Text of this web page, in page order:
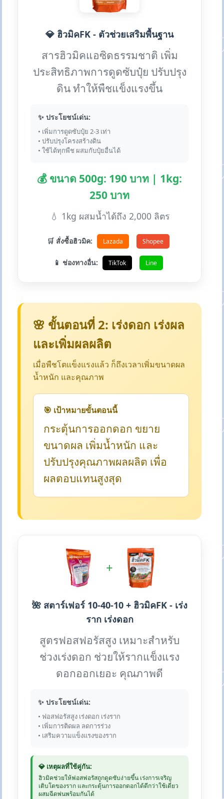
💎 ฮิวมิคFK - ตัวช่วยเสริมพื้นฐาน
สารฮิวมิคแอซิดธรรมชาติ เพิ่ม
ประสิทธิภาพการดูดซับปุ๋ย ปรับปรุง
ดิน ทำให้พืชแข็งแรงขึ้น
✨ ประโยชน์เด่น:
• เพิ่มการดูดซับปุ๋ย 2-3 เท่า
• ปรับปรุงโครงสร้างดิน
• ใช้ได้ทุกพืช ผสมกับปุ๋ยอื่นได้
💰 ขนาด 500g: 190 บาท | 1kg:
250 บาท
💧 1kg ผสมน้ำได้ถึง 2,000 ลิตร
🛒 สั่งซื้อฮิวมิค: Lazada Shopee
📱 ช่องทางอื่น: TikTok Line
🌸 ขั้นตอนที่ 2: เร่งดอก เร่งผล
และเพิ่มผลผลิต
เมื่อพืชโตแข็งแรงแล้ว ก็ถึงเวลาเพิ่มขนาดผล
น้ำหนัก และคุณภาพ
🎯 เป้าหมายขั้นตอนนี้
กระตุ้นการออกดอก ขยาย
ขนาดผล เพิ่มน้ำหนัก และ
ปรับปรุงคุณภาพผลผลิต เพื่อ
ผลตอบแทนสูงสุด
+
🌺 สตาร์เฟอร์ 10-40-10 + ฮิวมิคFK - เร่ง
ราก เร่งดอก
สูตรฟอสฟอรัสสูง เหมาะสำหรับ
ช่วงเร่งดอก ช่วยให้รากแข็งแรง
ดอกออกเยอะ คุณภาพดี
✨ ประโยชน์เด่น:
• ฟอสฟอรัสสูง เร่งดอก เร่งราก
• เพิ่มการติดผล ลดการร่วง
• เสริมความแข็งแรงของราก
💎 เหตุผลที่ใช้คู่กัน:
ฮิวมิคช่วยให้ฟอสฟอรัสถูกดูดซับง่ายขึ้น เร่งการเจริญ
เติบโตของราก และกระตุ้นการออกดอกได้ดีกว่าใช้เดี่ยว
ผสมฉีดพ่นพร้อมกันได้